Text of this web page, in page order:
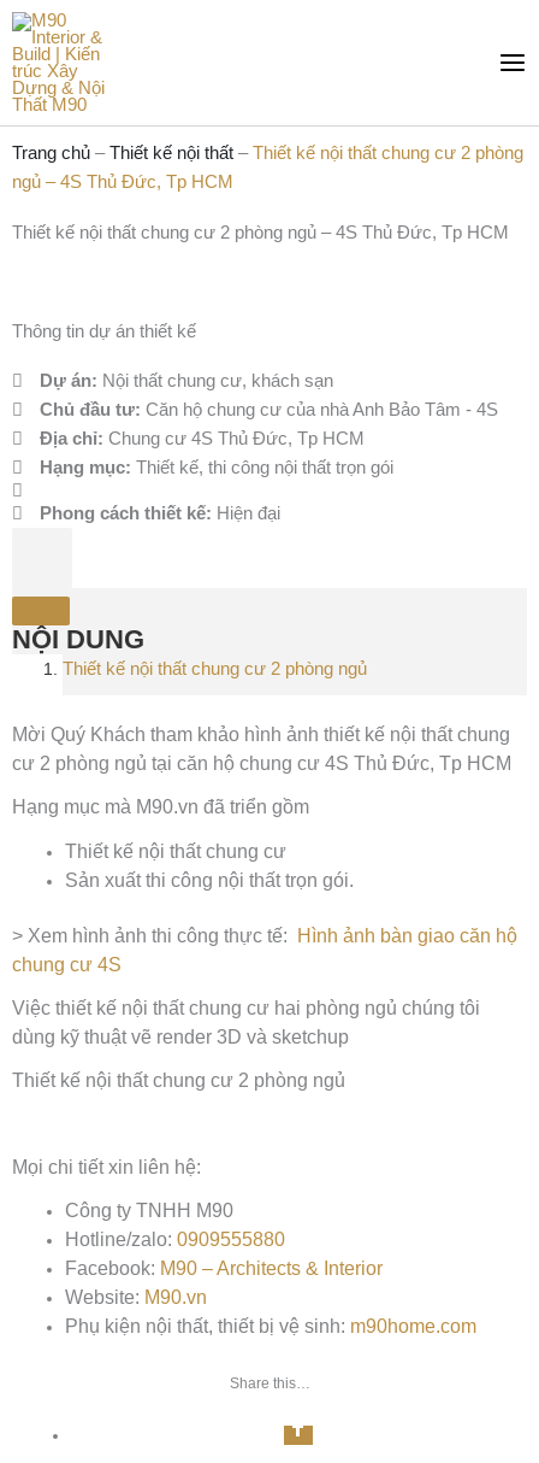
Nhảy
nội
dung
Trang chủ –Thiết kế nội thất –Thiết kế nội thất chung cư 2 phòng
ngủ – 4S Thủ Đức, Tp HCM
Thiết kế nội thất chung cư 2 phòng ngủ – 4S Thủ Đức, Tp HCM
Thông tin dự án thiết kế
Dự án: Nội thất chung cư, khách sạn
Chủ đầu tư:Căn hộ chung cư của nhà Anh Bảo Tâm - 4S
Địa chỉ:Chung cư 4S Thủ Đức, Tp HCM
Hạng mục:Thiết kế, thi công nội thất trọn gói
Phong cách thiết kế: Hiện đại
NỘI DUNG
Thiết kế nội thất chung cư 2 phòng ngủ
Mời Quý Khách tham khảo hình ảnh thiết kế nội thất chung
cư 2 phòng ngủ tại căn hộ chung cư 4S Thủ Đức, Tp HCM
Hạng mục mà M90.vn đã triển gồm
Thiết kế nội thất chung cư
Sản xuất thi công nội thất trọn gói.
> Xem hình ảnh thi công thực tế:
Hình ảnh bàn giao căn hộ
chung cư 4S
Việc thiết kế nội thất chung cư hai phòng ngủ chúng tôi
dùng kỹ thuật vẽ render 3D và sketchup
Thiết kế nội thất chung cư 2 phòng ngủ
Mọi chi tiết xin liên hệ:
Công ty TNHH M90
Hotline/zalo: 0909555880
Facebook: M90 – Architects & Interior
Website: M90.vn
Phụ kiện nội thất, thiết bị vệ sinh: m90home.com
Share this…